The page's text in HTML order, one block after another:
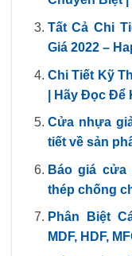
Tất Cả Chi
Giá 2022 –
Chi Tiết Kỹ
| Hãy Đọc Để
Cửa nhựa
tiết về sản
Báo giá
thép chống
Phân Biệt
MDF, HDF,